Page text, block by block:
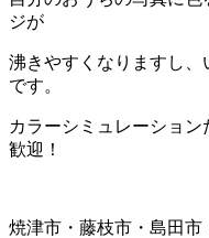
ジが
沸きやすくなりますし、
です。
カラーシミュレーショ
歓迎！
焼津市・藤枝市・島田市